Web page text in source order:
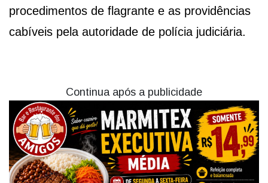
procedimentos de flagrante e as providências
cabíveis pela autoridade de polícia judiciária.
Continua após a publicidade